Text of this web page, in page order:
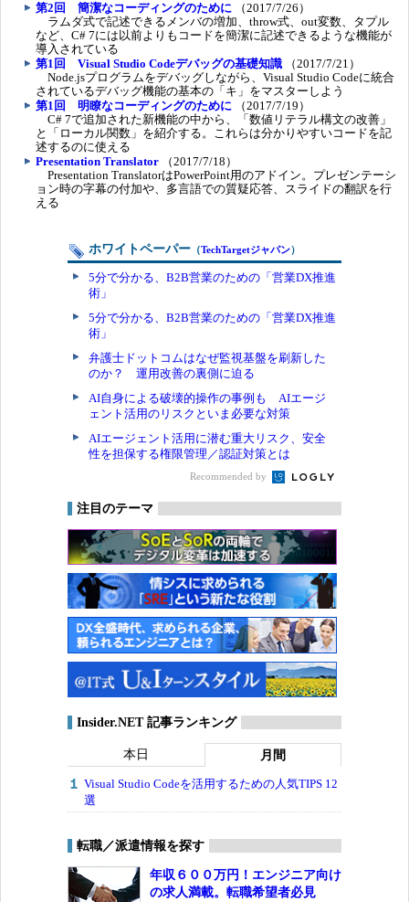
第2回 簡潔なコーディングのために （2017/7/26）
ラムダ式で記述できるメンバの増加、throw式、out変数、タプル
など、C# 7には以前よりもコードを簡潔に記述できるような機能が
導入されている
第1回 Visual Studio Codeデバッグの基礎知識 （2017/7/21）
Node.jsプログラムをデバッグしながら、Visual Studio Codeに統合
されているデバッグ機能の基本の「キ」をマスターしよう
第1回 明瞭なコーディングのために （2017/7/19）
C# 7で追加された新機能の中から、「数値リテラル構文の改善」
と「ローカル関数」を紹介する。これらは分かりやすいコードを記
述するのに使える
Presentation Translator （2017/7/18）
Presentation TranslatorはPowerPoint用のアドイン。プレゼンテーシ
ョン時の字幕の付加や、多言語での質疑応答、スライドの翻訳を行
える
ホワイトペーパー （TechTargetジャパン）
5分で分かる、B2B営業のための「営業DX推進
術」
5分で分かる、B2B営業のための「営業DX推進
術」
弁護士ドットコムはなぜ監視基盤を刷新した
のか？ 運用改善の裏側に迫る
AI自身による破壊的操作の事例も AIエージ
ェント活用のリスクといま必要な対策
AIエージェント活用に潜む重大リスク、安全
性を担保する権限管理／認証対策とは
Recommended by
注目のテーマ
Insider.NET 記事ランキング
本日 月間
Visual Studio Codeを活用するための人気TIPS 12
選
転職／派遣情報を探す
年収６００万円！エンジニア向け
の求人満載。転職希望者必見